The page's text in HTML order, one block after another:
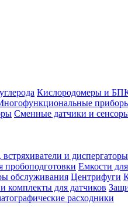
Кислородомеры и
Сменные датчики и
и диспергаторы
пробоподготовки Емкости
обслуживания Центрифуги
комплекты для датчиков
расходники